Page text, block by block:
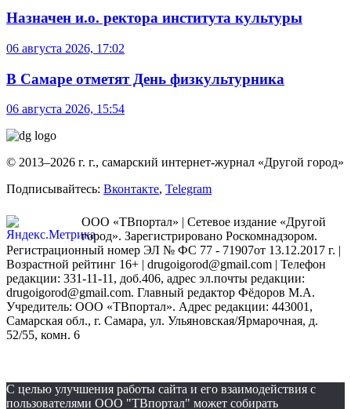
Назначен и.о. ректора института культуры
06 августа 2026, 17:02
В Самаре отметят День физкультурника
06 августа 2026, 15:54
© 2013–2026 г. г., самарский интернет-журнал «Другой город»
Подписывайтесь: Вконтакте, Telegram
ООО «ТВпортал» | Сетевое издание «Другой
город». Зарегистрировано Роскомнадзором.
Регистрационный номер ЭЛ № ФС 77 - 71907от 13.12.2017 г. |
Возрастной рейтинг 16+ | drugoigorod@gmail.com | Телефон
редакции: 331-11-11, доб.406, адрес эл.почты редакции:
drugoigorod@gmail.com. Главный редактор Фёдоров М.А.
Учредитель: ООО «ТВпортал». Адрес редакции: 443001,
Самарская обл., г. Самара, ул. Ульяновская/Ярмарочная, д.
52/55, комн. 6
С целью улучшения работы сайта и его взаимодействия с
пользователями ООО "ТВпортал" может собирать